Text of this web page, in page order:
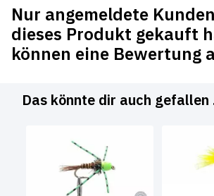
Nur angemeldete
dieses Produkt gekauft
können eine Bewertung
Das könnte dir auch